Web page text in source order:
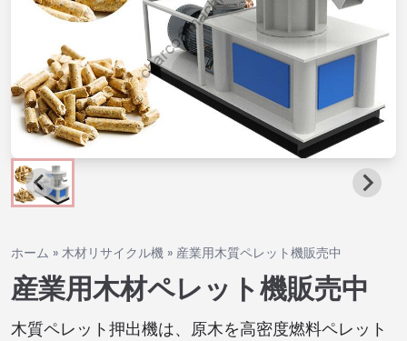
ホーム » 木材リサイクル機 » 産業用木質ペレット機販売中
産業用木材ペレット機販売中
木質ペレット押出機は、原木を高密度燃料ペレット